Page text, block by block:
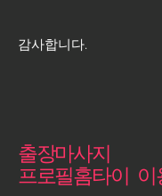
​감사합니다.
출장마사지
프로필홈타이 이